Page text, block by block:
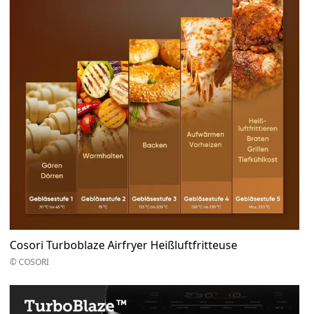
Cosori Turboblaze Airfryer Heißluftfritteuse
© COSORI